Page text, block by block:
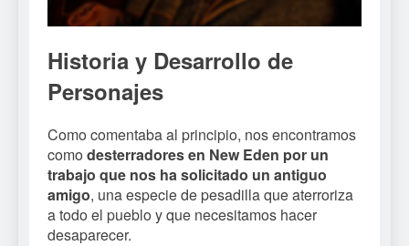
Historia y Desarrollo de
Personajes
Como comentaba al principio, nos encontramos
como desterradores en New Eden por un
trabajo que nos ha solicitado un antiguo
amigo, una especie de pesadilla que aterroriza
a todo el pueblo y que necesitamos hacer
desaparecer.